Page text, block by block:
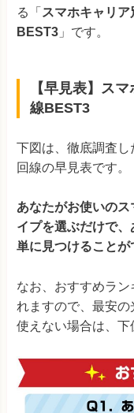
・新規申込で3年間
キャッシュバック
回線＋光電話」が適
て算定
・スマホセ
フレッツ光のプロバ
算定・UQモバイル
※キャンペーン内容
る「 スマホキャリ
BEST3 」です。
【早見表】ス
線BEST3
下図は、徹底調査
回線の早見表です。
あなたがお使いの
イプを選ぶだけで
単に見つけることが
なお、おすすめラ
れますので、最安
使えない場合は、下